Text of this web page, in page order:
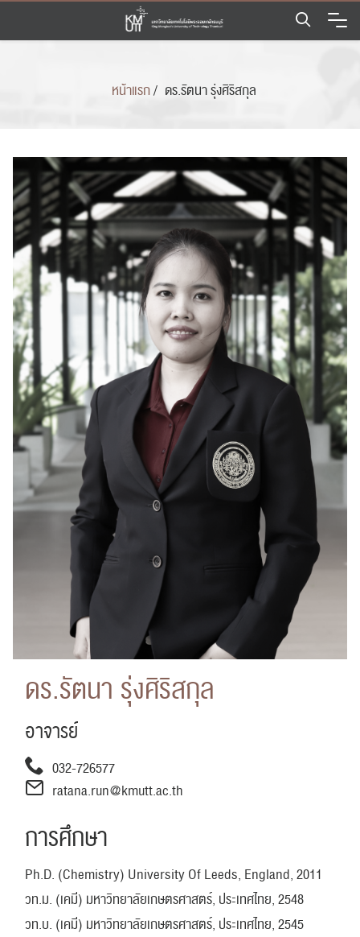
Skip
content
หน้าแรก/ ดร.รัตนา รุ่งศิริสกุล
ดร.รัตนา รุ่งศิริสกุล
อาจารย์
032-726577
ratana.run@kmutt.ac.th
การศึกษา
Ph.D. (Chemistry) University Of Leeds, England, 2011
วท.ม. (เคมี) มหาวิทยาลัยเกษตรศาสตร์, ประเทศไทย, 2548
วท.บ. (เคมี) มหาวิทยาลัยเกษตรศาสตร์, ประเทศไทย, 2545